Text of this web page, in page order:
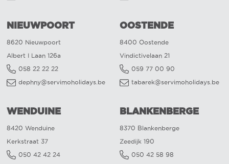
NIEUWPOORT
8620 Nieuwpoort
Albert I Laan 126a
058 22 22 22
dephny@servimoholidays.be
OOSTENDE
8400 Oostende
Vindictivelaan 21
059 77 00 90
tabarek@servimoholidays.be
WENDUINE
8420 Wenduine
Kerkstraat 37
050 42 42 24
BLANKENBERGE
8370 Blankenberge
Zeedijk 190
050 42 58 98